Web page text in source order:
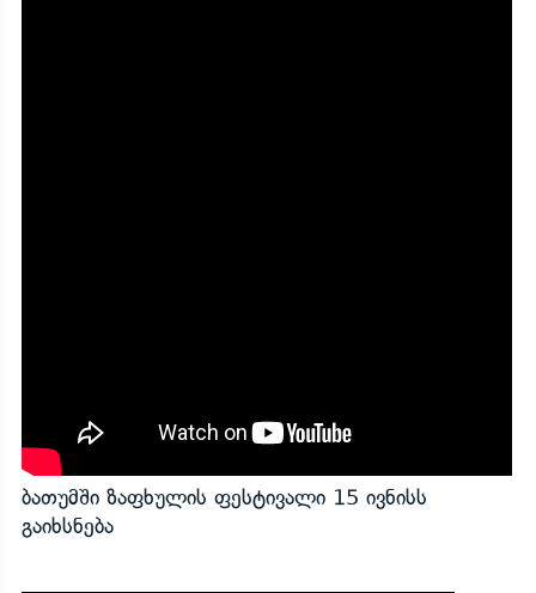
ბათუმში ზაფხულის ფესტივალი 15 ივნისს
გაიხსნება